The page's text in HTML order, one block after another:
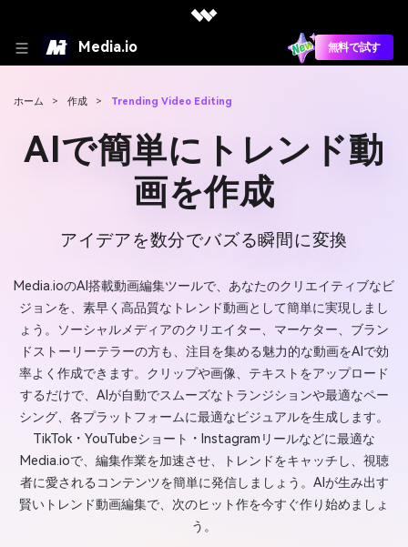
Media.io 無料で試す
ホーム > 作成 > Trending Video Editing
AIで簡単にトレンド動
画を作成
アイデアを数分でバズる瞬間に変換
Media.ioのAI搭載動画編集ツールで、あなたのクリエイティブなビ
ジョンを、素早く高品質なトレンド動画として簡単に実現しまし
ょう。ソーシャルメディアのクリエイター、マーケター、ブラン
ドストーリーテラーの方も、注目を集める魅力的な動画をAIで効
率よく作成できます。クリップや画像、テキストをアップロード
するだけで、AIが自動でスムーズなトランジションや最適なペー
シング、各プラットフォームに最適なビジュアルを生成します。
TikTok・YouTubeショート・Instagramリールなどに最適な
Media.ioで、編集作業を加速させ、トレンドをキャッチし、視聴
者に愛されるコンテンツを簡単に発信しましょう。AIが生み出す
賢いトレンド動画編集で、次のヒット作を今すぐ作り始めましょ
う。